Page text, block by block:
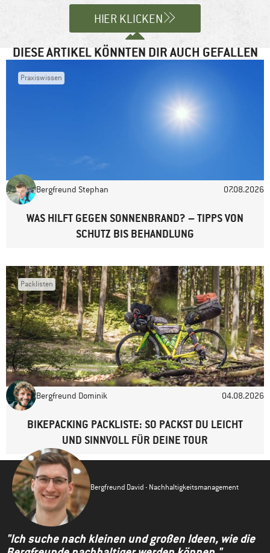
HIER KLICKEN
DIESE ARTIKEL KÖNNTEN DIR AUCH GEFALLEN
Praxiswissen
Bergfreund Stephan 07.08.2026
WAS HILFT GEGEN SONNENBRAND? – TIPPS VON
SCHUTZ BIS BEHANDLUNG
Packlisten
Bergfreund Dominik 04.08.2026
BIKEPACKING PACKLISTE: SO PACKST DU LEICHT
UND SINNVOLL FÜR DEINE TOUR
Bergfreund David - Nachhaltigkeitsmanagement
"Ich suche nach kleinen und großen Ideen, wie die